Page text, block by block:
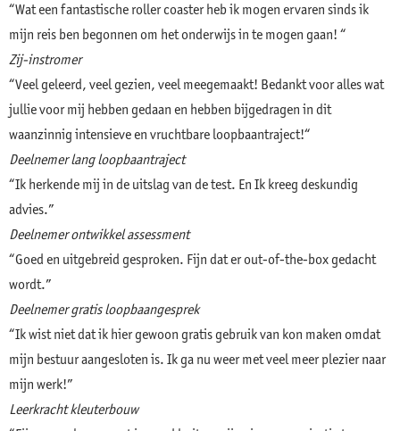
“Wat een fantastische roller coaster heb ik mogen ervaren sinds ik
mijn reis ben begonnen om het onderwijs in te mogen gaan! “
Zij-instromer
“Veel geleerd, veel gezien, veel meegemaakt! Bedankt voor alles wat
jullie voor mij hebben gedaan en hebben bijgedragen in dit
waanzinnig intensieve en vruchtbare loopbaantraject!“
Deelnemer lang loopbaantraject
“Ik herkende mij in de uitslag van de test. En Ik kreeg deskundig
advies.”
Deelnemer ontwikkel assessment
“Goed en uitgebreid gesproken. Fijn dat er out-of-the-box gedacht
wordt.”
Deelnemer gratis loopbaangesprek
“Ik wist niet dat ik hier gewoon gratis gebruik van kon maken omdat
mijn bestuur aangesloten is. Ik ga nu weer met veel meer plezier naar
mijn werk!”
Leerkracht kleuterbouw